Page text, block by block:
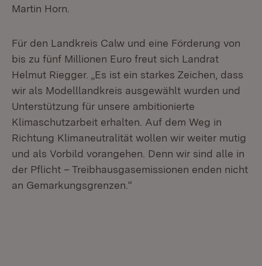
Martin Horn.
Für den Landkreis Calw und eine Förderung von
bis zu fünf Millionen Euro freut sich Landrat
Helmut Riegger. „Es ist ein starkes Zeichen, dass
wir als Modelllandkreis ausgewählt wurden und
Unterstützung für unsere ambitionierte
Klimaschutzarbeit erhalten. Auf dem Weg in
Richtung Klimaneutralität wollen wir weiter mutig
und als Vorbild vorangehen. Denn wir sind alle in
der Pflicht – Treibhausgasemissionen enden nicht
an Gemarkungsgrenzen.“